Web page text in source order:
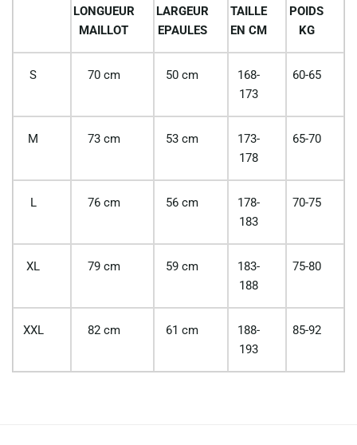
LONGUEUR
MAILLOT
LARGEUR
EPAULES
TAILLE
EN CM
POIDS
KG
S 70 cm 50 cm
168-
173
60-65
M 73 cm 53 cm
173-
178
65-70
L 76 cm 56 cm
178-
183
70-75
XL 79 cm 59 cm
183-
188
75-80
XXL 82 cm 61 cm
188-
193
85-92